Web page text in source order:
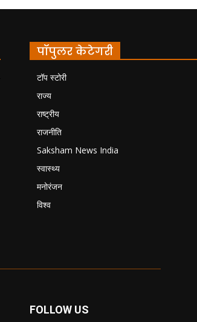
पॉपुलर केटेगरी
टॉप स्टोरी
राज्य
राष्ट्रीय
राजनीति
Saksham News India
स्वास्थ्य
मनोरंजन
विश्व
FOLLOW US